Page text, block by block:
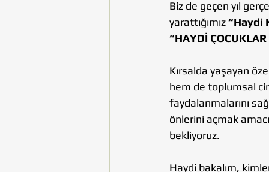
Biz de geçen yıl
yarattığımız “Haydi
“HAYDİ
Kırsalda yaşayan
hem de toplumsal
faydalanmalarını
önlerini açmak
bekliyoruz.
Haydi bakalım,